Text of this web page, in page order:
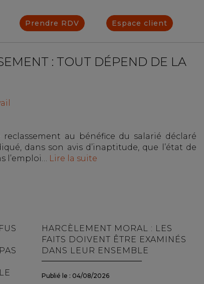
Prendre RDV Espace client
: TOUT DÉPEND DE LA
au bénéfice du salarié déclaré
dans son avis d’inaptitude, que l’état de
l’emploi… Lire la suite
HARCÈLEMENT MORAL : LES
FAITS DOIVENT ÊTRE EXAMINÉS
DANS LEUR ENSEMBLE
Publié le : 04/08/2026